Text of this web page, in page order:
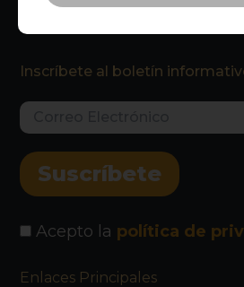
Inscríbete al boletín
Acepto la política de
Enlaces Principales